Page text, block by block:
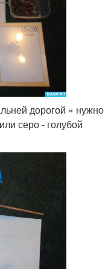
дорогой » нужно
серо - голубой